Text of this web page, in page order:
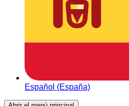
Español (España)